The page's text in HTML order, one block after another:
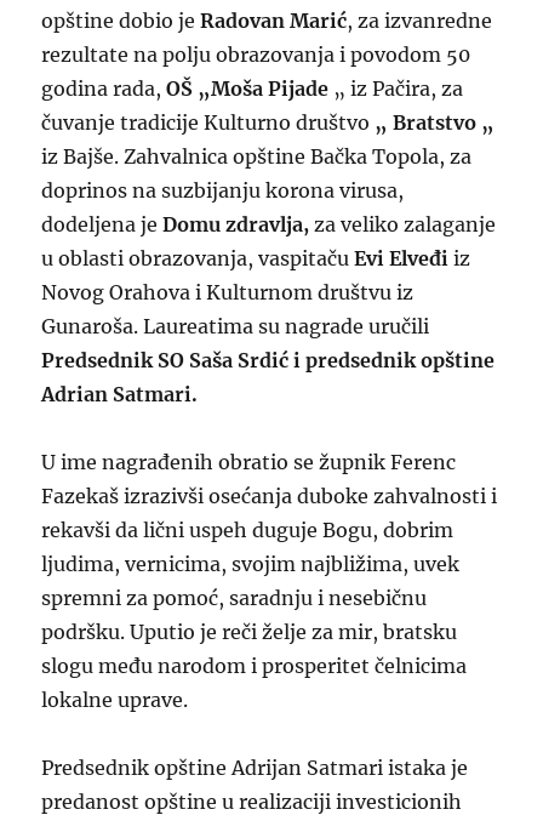
opštine dobio je Radovan Marić, za izvanredne
rezultate na polju obrazovanja i povodom 50
godina rada,OŠ „Moša Pijade „ iz Pačira, za
čuvanje tradicije Kulturno društvo „ Bratstvo „
iz Bajše. Zahvalnica opštine Bačka Topola, za
doprinos na suzbijanju korona virusa,
dodeljena je Domu zdravlja, za veliko zalaganje
u oblasti obrazovanja, vaspitaču Evi Elveđiiz
Novog Orahova i Kulturnom društvu iz
Gunaroša. Laureatima su nagrade uručili
Predsednik SO Saša Srdić i predsednik opštine
Adrian Satmari.
U ime nagrađenih obratio se župnik Ferenc
Fazekaš izrazivši osećanja duboke zahvalnosti i
rekavši da lični uspeh duguje Bogu, dobrim
ljudima, vernicima, svojim najbližima, uvek
spremni za pomoć, saradnju i nesebičnu
podršku. Uputio je reči želje za mir, bratsku
slogu među narodom i prosperitet čelnicima
lokalne uprave.
Predsednik opštine Adrijan Satmari istaka je
predanost opštine u realizaciji investicionih